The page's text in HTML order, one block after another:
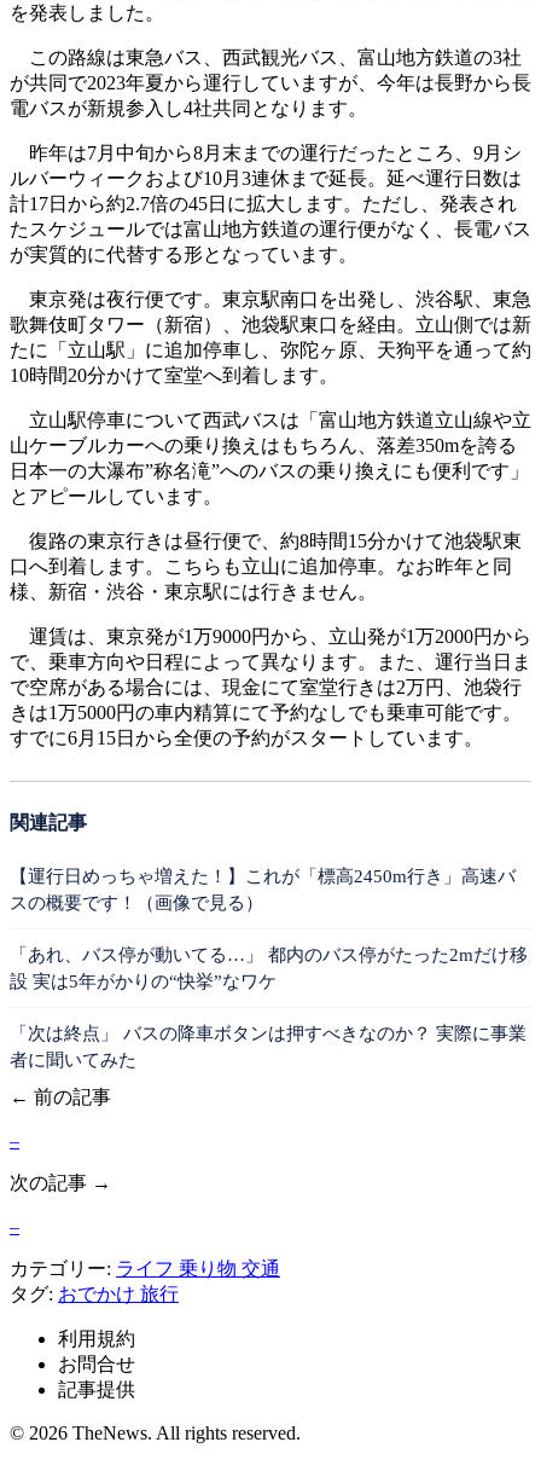
を発表しました。
この路線は東急バス、西武観光バス、富山地方鉄道の3社
が共同で2023年夏から運行していますが、今年は長野から長
電バスが新規参入し4社共同となります。
昨年は7月中旬から8月末までの運行だったところ、9月シ
ルバーウィークおよび10月3連休まで延長。延べ運行日数は
計17日から約2.7倍の45日に拡大します。ただし、発表され
たスケジュールでは富山地方鉄道の運行便がなく、長電バス
が実質的に代替する形となっています。
東京発は夜行便です。東京駅南口を出発し、渋谷駅、東急
歌舞伎町タワー（新宿）、池袋駅東口を経由。立山側では新
たに「立山駅」に追加停車し、弥陀ヶ原、天狗平を通って約
10時間20分かけて室堂へ到着します。
立山駅停車について西武バスは「富山地方鉄道立山線や立
山ケーブルカーへの乗り換えはもちろん、落差350mを誇る
日本一の大瀑布”称名滝”へのバスの乗り換えにも便利です」
とアピールしています。
復路の東京行きは昼行便で、約8時間15分かけて池袋駅東
口へ到着します。こちらも立山に追加停車。なお昨年と同
様、新宿・渋谷・東京駅には行きません。
運賃は、東京発が1万9000円から、立山発が1万2000円から
で、乗車方向や日程によって異なります。また、運行当日ま
で空席がある場合には、現金にて室堂行きは2万円、池袋行
きは1万5000円の車内精算にて予約なしでも乗車可能です。
すでに6月15日から全便の予約がスタートしています。
関連記事
【運行日めっちゃ増えた！】これが「標高2450m行き」高速バ
スの概要です！（画像で見る）
「あれ、バス停が動いてる…」 都内のバス停がたった2mだけ移
設 実は5年がかりの“快挙”なワケ
「次は終点」 バスの降車ボタンは押すべきなのか？ 実際に事業
者に聞いてみた
← 前の記事
–
次の記事 →
–
カテゴリー: ライフ 乗り物 交通
タグ: おでかけ 旅行
利用規約
お問合せ
記事提供
© 2026 TheNews. All rights reserved.